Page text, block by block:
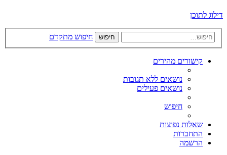
דילוג לתוכן
חיפוש חיפוש מתקדם
קישורים מהירים
נושאים ללא תגובות
נושאים פעילים
חיפוש
שאלות נפוצות
התחברות
הרשמה